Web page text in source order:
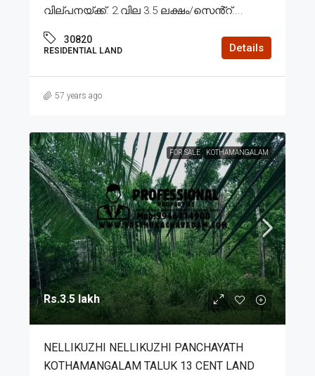
വില്പനയ്ക്ക്. 2.വില 3.5 ലക്ഷം/സെൻ്റ്....
30820
RESIDENTIAL LAND Details
57 years ago
FOR SALE KOTHAMANGALAM
Rs.3.5 lakh
NELLIKUZHI NELLIKUZHI PANCHAYATH
KOTHAMANGALAM TALUK 13 CENT LAND